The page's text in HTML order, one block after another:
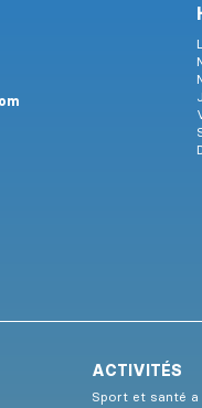
ACTIVITÉS
Sport et santé a